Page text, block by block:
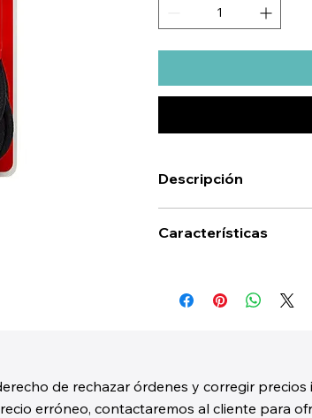
de rechazar órdenes y corregir
erróneo, contactaremos al cliente para
Descripción
Características